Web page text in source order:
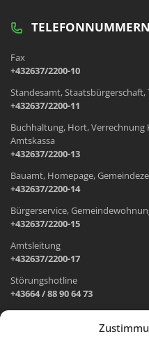
TELEFONNUMMERN
Fax
+432637/2200-10
Standesamt, Staatsbürgerschaft,
+432637/2200-11
Buchhaltung, Hort, Verrechnung
Amtskassa
+432637/2200-13
Bauamt, Homepage,
+432637/2200-14
Bürgerservice,
+432637/2200-15
Amtsleitung
+432637/2200-17
Störungshotline
+43664 / 88 90 64 73